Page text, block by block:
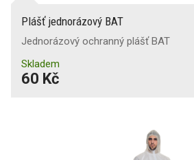
Plášť jednorázový BAT
Jednorázový ochranný plášť BAT
Skladem
60 Kč